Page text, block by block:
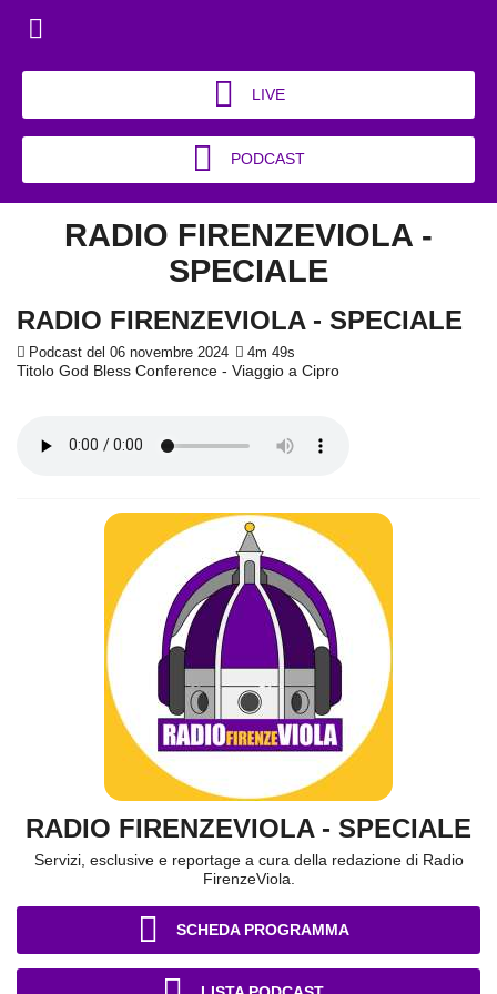
LIVE
PODCAST
RADIO FIRENZEVIOLA -
SPECIALE
RADIO FIRENZEVIOLA - SPECIALE
Podcast del 06 novembre 2024 4m 49s
Titolo God Bless Conference - Viaggio a Cipro
RADIO FIRENZEVIOLA - SPECIALE
Servizi, esclusive e reportage a cura della redazione di Radio
FirenzeViola.
SCHEDA PROGRAMMA